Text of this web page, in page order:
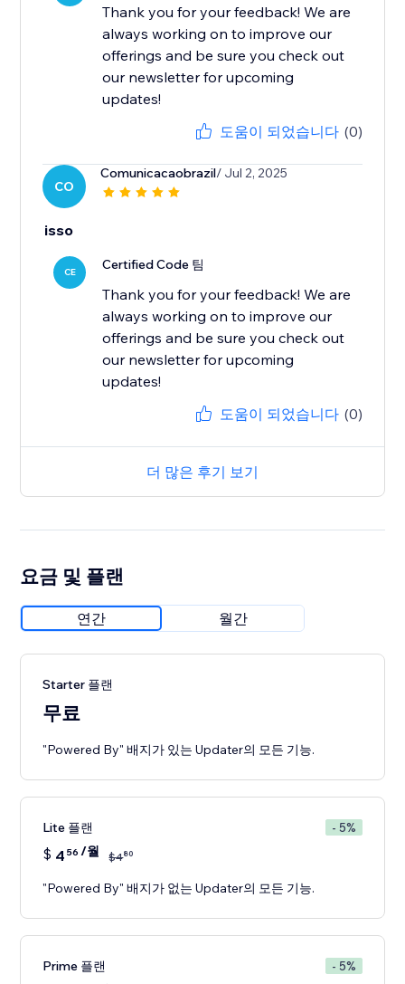
Thank you for your feedback! We are
always working on to improve our
offerings and be sure you check out
our newsletter for upcoming
updates!
도움이 되었습니다 (0)
CO
Comunicacaobrazil/ Jul 2, 2025
isso
CE Certified Code 팀
Thank you for your feedback! We are
always working on to improve our
offerings and be sure you check out
our newsletter for upcoming
updates!
도움이 되었습니다 (0)
더 많은 후기 보기
요금 및 플랜
연간 월간
Starter 플랜
무료
"Powered By" 배지가 있는 Updater의 모든 기능.
Lite 플랜 - 5%
$ 4 56 /월 $480
"Powered By" 배지가 없는 Updater의 모든 기능.
Prime 플랜 - 5%